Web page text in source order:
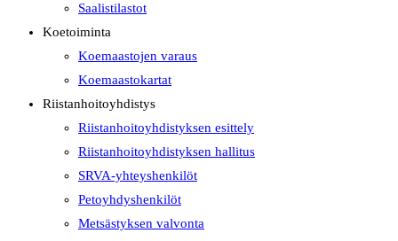
Saalistilastot
Koetoiminta
Koemaastojen varaus
Koemaastokartat
Riistanhoitoyhdistys
Riistanhoitoyhdistyksen esittely
Riistanhoitoyhdistyksen hallitus
SRVA-yhteyshenkilöt
Petoyhdyshenkilöt
Metsästyksen valvonta